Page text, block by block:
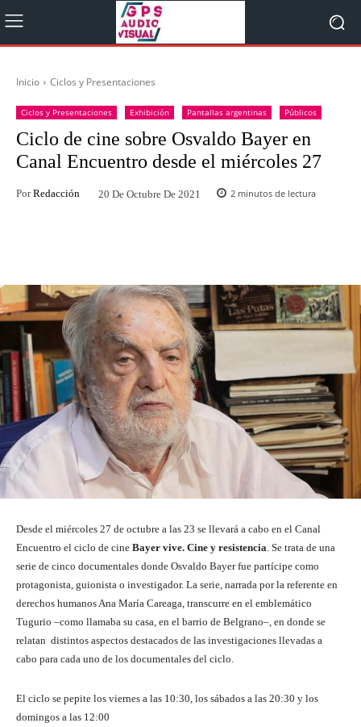
Inicio Ciclos y Presentaciones
Ciclos y Presentaciones Exhibición Pantallas argentinas Públicos
Ciclo de cine sobre Osvaldo Bayer en
Canal Encuentro desde el miércoles 27
Por Redacción 20 De Octubre De 2021 2 minutos de lectura
Desde el miércoles 27 de octubre a las 23 se llevará a cabo en el Canal
Encuentro el ciclo de cine Bayer vive. Cine y resistencia. Se trata de una
serie de cinco documentales donde Osvaldo Bayer fue partícipe como
protagonista, guionista o investigador. La serie, narrada por la referente en
derechos humanos Ana María Careaga, transcurre en el emblemático
Tugurio –como llamaba su casa, en el barrio de Belgrano–, en donde se
relatan distintos aspectos destacados de las investigaciones llevadas a
cabo para cada uno de los documentales del ciclo.
El ciclo se pepite los viernes a las 10:30, los sábados a las 20:30 y los
domingos a las 12:00